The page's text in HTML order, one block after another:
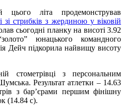
цього літа продемонстрував
зі стрибків з жердиною у віковій
сьогодні планку на висоті 3.92
юнацького командного
Дейч підкорила найвищу висоту
стометрівці з персональним
Результат атлетки – 14.63
з бар’єрами першим фінішну
(14.84 с).